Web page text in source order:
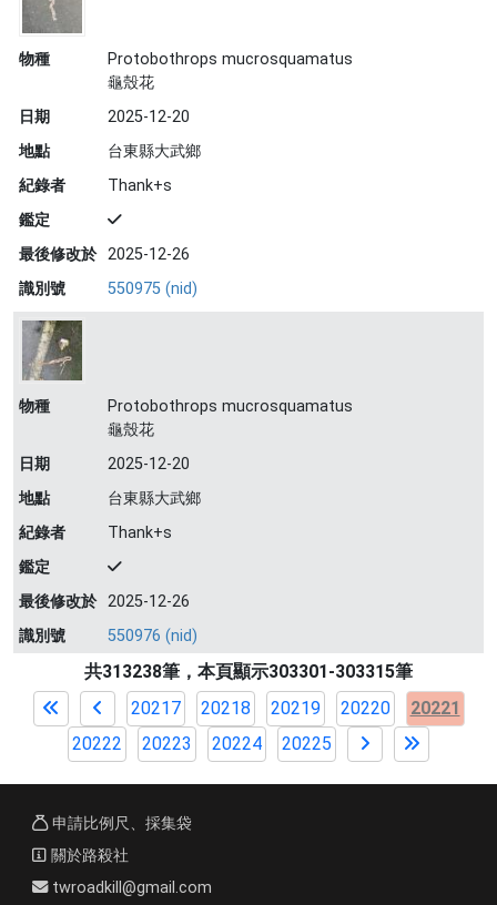
物種
Protobothrops mucrosquamatus
龜殼花
日期
2025-12-20
地點
台東縣大武鄉
紀錄者
Thank+s
鑑定
最後修改於 2025-12-26
識別號
550975 (nid)
物種
Protobothrops mucrosquamatus
龜殼花
日期
2025-12-20
地點
台東縣大武鄉
紀錄者
Thank+s
鑑定
最後修改於 2025-12-26
識別號
550976 (nid)
共313238筆，本頁顯示303301-303315筆
20217
20218 20219 20220
20221
20222
20223 20224 20225
申請比例尺、採集袋
關於路殺社
twroadkill@gmail.com